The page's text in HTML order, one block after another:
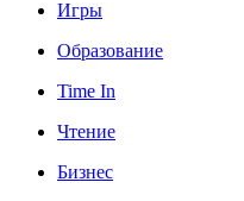
Игры
Образование
Time In
Чтение
Бизнес